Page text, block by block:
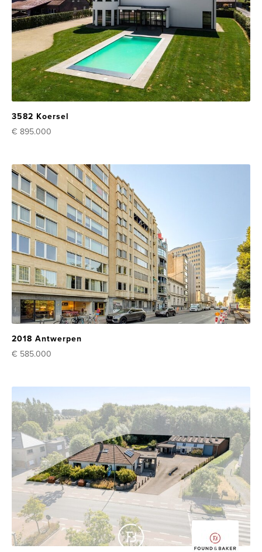
3582 Koersel
€ 895.000
2018 Antwerpen
€ 585.000